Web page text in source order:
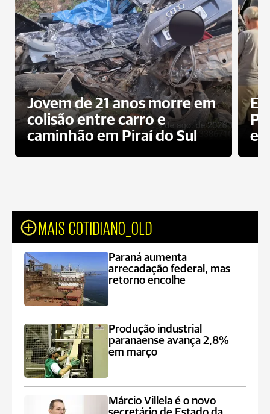
Jovem de 21 anos morre em
colisão entre carro e
caminhão em Piraí do Sul
MAIS COTIDIANO_OLD
Paraná aumenta
arrecadação federal, mas
retorno encolhe
Produção industrial
paranaense avança 2,8%
em março
Márcio Villela é o novo